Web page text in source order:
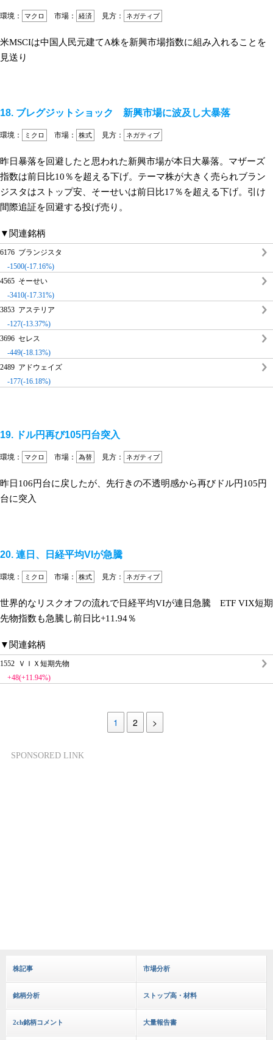
環境： マクロ 市場： 経済 見方： ネガティブ
米MSCIは中国人民元建てA株を新興市場指数に組み入れることを
見送り
18. ブレグジットショック 新興市場に波及し大暴落
環境： ミクロ 市場： 株式 見方： ネガティブ
昨日暴落を回避したと思われた新興市場が本日大暴落。マザーズ
指数は前日比10％を超える下げ。テーマ株が大きく売られブラン
ジスタはストップ安、そーせいは前日比17％を超える下げ。引け
間際追証を回避する投げ売り。
▼関連銘柄
6176 ブランジスタ
-1500(-17.16%)
4565 そーせい
-3410(-17.31%)
3853 アステリア
-127(-13.37%)
3696 セレス
-449(-18.13%)
2489 アドウェイズ
-177(-16.18%)
19. ドル円再び105円台突入
環境： マクロ 市場： 為替 見方： ネガティブ
昨日106円台に戻したが、先行きの不透明感から再びドル円105円
台に突入
20. 連日、日経平均VIが急騰
環境： ミクロ 市場： 株式 見方： ネガティブ
世界的なリスクオフの流れで日経平均VIが連日急騰 ETF VIX短期
先物指数も急騰し前日比+11.94％
▼関連銘柄
1552 ＶＩＸ短期先物
+48(+11.94%)
1 2 >
SPONSORED LINK
株記事 市場分析
銘柄分析 ストップ高・材料
2ch銘柄コメント 大量報告書